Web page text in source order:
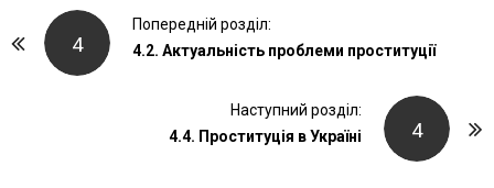
4
Попередній розділ:
4.2. Актуальність проблеми проституції
4
Наступний розділ:
4.4. Проституція в Україні